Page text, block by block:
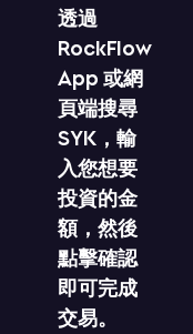
透過
RockFlow
App 或網
頁端搜尋
SYK，輸
入您想要
投資的金
額，然後
點擊確認
即可完成
交易。